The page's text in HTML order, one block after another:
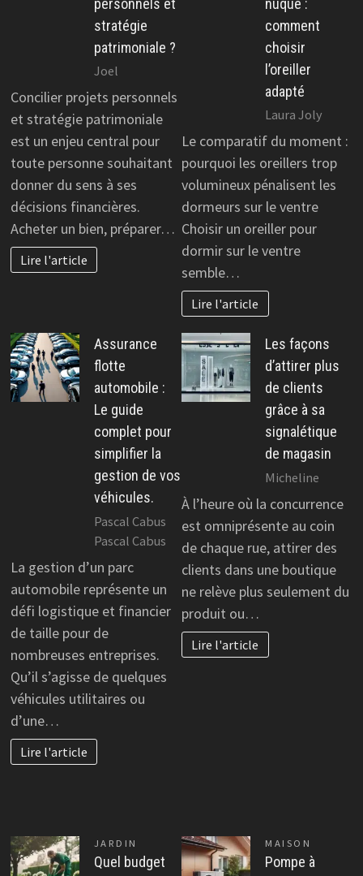
stratégie
patrimoniale ?
Joel
Concilier projets personnels
et stratégie patrimoniale
est un enjeu central pour
toute personne souhaitant
donner du sens à ses
décisions financières.
Acheter un bien, préparer…
Lire l'article
comment
choisir
l’oreiller
adapté
Laura Joly
Le comparatif du moment :
pourquoi les oreillers trop
volumineux pénalisent les
dormeurs sur le ventre
Choisir un oreiller pour
dormir sur le ventre
semble…
Lire l'article
Assurance
flotte
automobile :
Le guide
complet pour
simplifier la
gestion de vos
véhicules.
Pascal Cabus
Pascal Cabus
La gestion d’un parc
automobile représente un
défi logistique et financier
de taille pour de
nombreuses entreprises.
Qu’il s’agisse de quelques
véhicules utilitaires ou
d’une…
Lire l'article
Les façons
d’attirer plus
de clients
grâce à sa
signalétique
de magasin
Micheline
À l’heure où la concurrence
est omniprésente au coin
de chaque rue, attirer des
clients dans une boutique
ne relève plus seulement du
produit ou…
Lire l'article
JARDIN
Quel budget
MAISON
Pompe à